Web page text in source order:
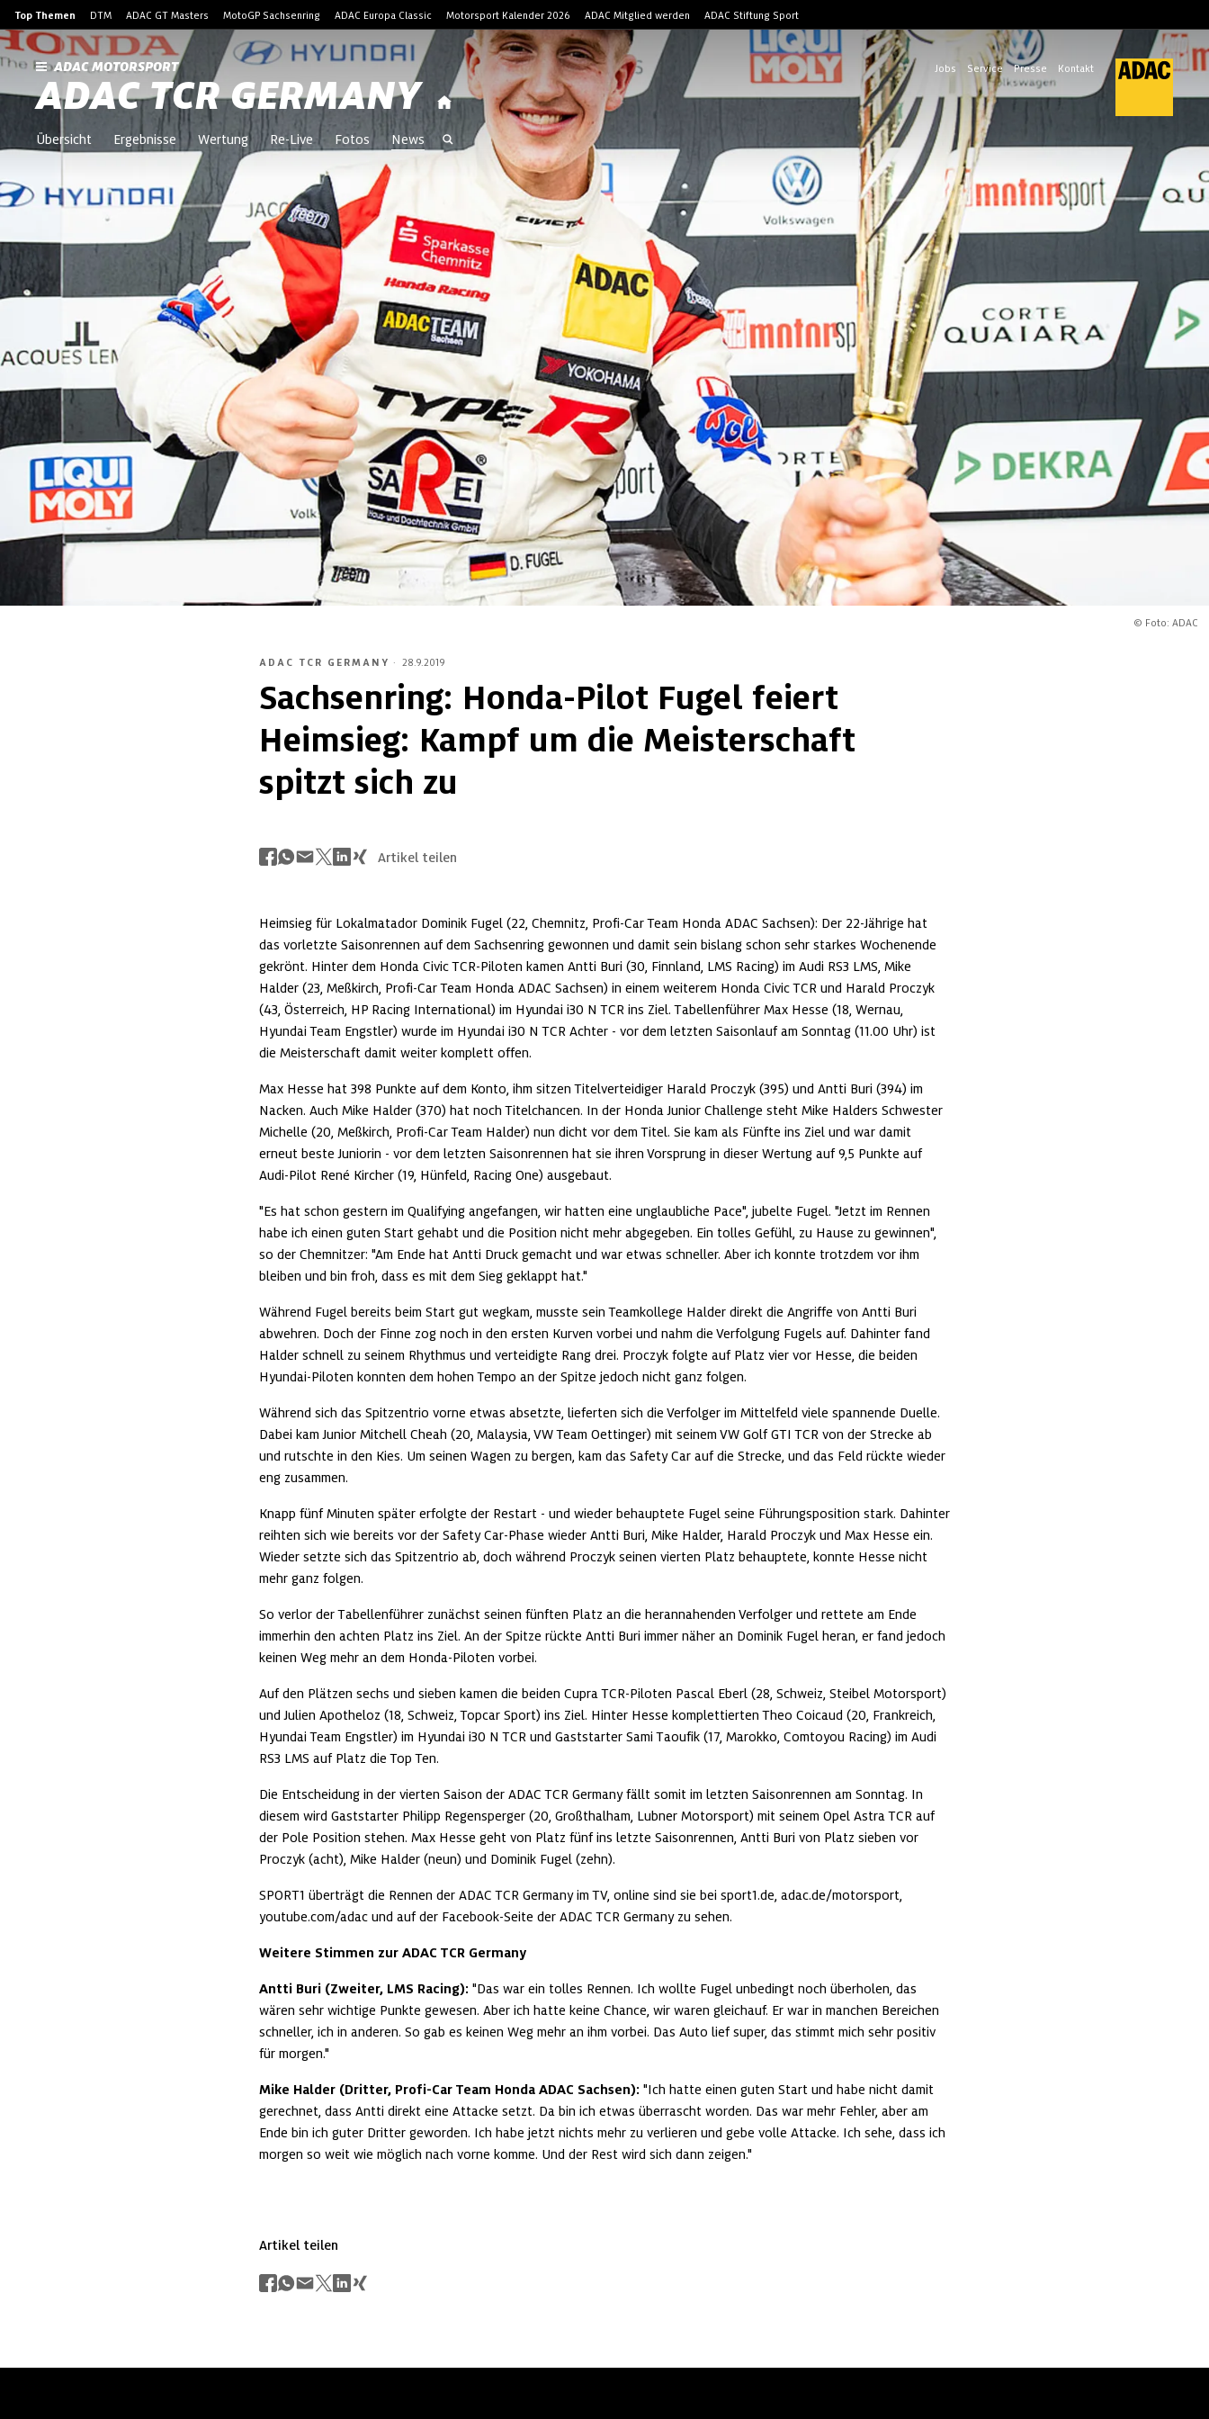
Top Themen DTM ADAC GT Masters MotoGP Sachsenring ADAC Europa Classic Motorsport Kalender 2026 ADAC Mitglied werden ADAC Stiftung Sport
ADAC MOTORSPORT
ADAC TCR GERMANY
Jobs Service Presse Kontakt
Übersicht Ergebnisse Wertung Re-Live Fotos News
© Foto: ADAC
ADAC TCR GERMANY · 28.9.2019
Sachsenring: Honda-Pilot Fugel feiert
Heimsieg: Kampf um die Meisterschaft
spitzt sich zu
Artikel teilen
Heimsieg für Lokalmatador Dominik Fugel (22, Chemnitz, Profi-Car Team Honda ADAC Sachsen): Der 22-Jährige hat
das vorletzte Saisonrennen auf dem Sachsenring gewonnen und damit sein bislang schon sehr starkes Wochenende
gekrönt. Hinter dem Honda Civic TCR-Piloten kamen Antti Buri (30, Finnland, LMS Racing) im Audi RS3 LMS, Mike
Halder (23, Meßkirch, Profi-Car Team Honda ADAC Sachsen) in einem weiterem Honda Civic TCR und Harald Proczyk
(43, Österreich, HP Racing International) im Hyundai i30 N TCR ins Ziel. Tabellenführer Max Hesse (18, Wernau,
Hyundai Team Engstler) wurde im Hyundai i30 N TCR Achter - vor dem letzten Saisonlauf am Sonntag (11.00 Uhr) ist
die Meisterschaft damit weiter komplett offen.
Max Hesse hat 398 Punkte auf dem Konto, ihm sitzen Titelverteidiger Harald Proczyk (395) und Antti Buri (394) im
Nacken. Auch Mike Halder (370) hat noch Titelchancen. In der Honda Junior Challenge steht Mike Halders Schwester
Michelle (20, Meßkirch, Profi-Car Team Halder) nun dicht vor dem Titel. Sie kam als Fünfte ins Ziel und war damit
erneut beste Juniorin - vor dem letzten Saisonrennen hat sie ihren Vorsprung in dieser Wertung auf 9,5 Punkte auf
Audi-Pilot René Kircher (19, Hünfeld, Racing One) ausgebaut.
"Es hat schon gestern im Qualifying angefangen, wir hatten eine unglaubliche Pace", jubelte Fugel. "Jetzt im Rennen
habe ich einen guten Start gehabt und die Position nicht mehr abgegeben. Ein tolles Gefühl, zu Hause zu gewinnen",
so der Chemnitzer: "Am Ende hat Antti Druck gemacht und war etwas schneller. Aber ich konnte trotzdem vor ihm
bleiben und bin froh, dass es mit dem Sieg geklappt hat."
Während Fugel bereits beim Start gut wegkam, musste sein Teamkollege Halder direkt die Angriffe von Antti Buri
abwehren. Doch der Finne zog noch in den ersten Kurven vorbei und nahm die Verfolgung Fugels auf. Dahinter fand
Halder schnell zu seinem Rhythmus und verteidigte Rang drei. Proczyk folgte auf Platz vier vor Hesse, die beiden
Hyundai-Piloten konnten dem hohen Tempo an der Spitze jedoch nicht ganz folgen.
Während sich das Spitzentrio vorne etwas absetzte, lieferten sich die Verfolger im Mittelfeld viele spannende Duelle.
Dabei kam Junior Mitchell Cheah (20, Malaysia, VW Team Oettinger) mit seinem VW Golf GTI TCR von der Strecke ab
und rutschte in den Kies. Um seinen Wagen zu bergen, kam das Safety Car auf die Strecke, und das Feld rückte wieder
eng zusammen.
Knapp fünf Minuten später erfolgte der Restart - und wieder behauptete Fugel seine Führungsposition stark. Dahinter
reihten sich wie bereits vor der Safety Car-Phase wieder Antti Buri, Mike Halder, Harald Proczyk und Max Hesse ein.
Wieder setzte sich das Spitzentrio ab, doch während Proczyk seinen vierten Platz behauptete, konnte Hesse nicht
mehr ganz folgen.
So verlor der Tabellenführer zunächst seinen fünften Platz an die herannahenden Verfolger und rettete am Ende
immerhin den achten Platz ins Ziel. An der Spitze rückte Antti Buri immer näher an Dominik Fugel heran, er fand jedoch
keinen Weg mehr an dem Honda-Piloten vorbei.
Auf den Plätzen sechs und sieben kamen die beiden Cupra TCR-Piloten Pascal Eberl (28, Schweiz, Steibel Motorsport)
und Julien Apotheloz (18, Schweiz, Topcar Sport) ins Ziel. Hinter Hesse komplettierten Theo Coicaud (20, Frankreich,
Hyundai Team Engstler) im Hyundai i30 N TCR und Gaststarter Sami Taoufik (17, Marokko, Comtoyou Racing) im Audi
RS3 LMS auf Platz die Top Ten.
Die Entscheidung in der vierten Saison der ADAC TCR Germany fällt somit im letzten Saisonrennen am Sonntag. In
diesem wird Gaststarter Philipp Regensperger (20, Großthalham, Lubner Motorsport) mit seinem Opel Astra TCR auf
der Pole Position stehen. Max Hesse geht von Platz fünf ins letzte Saisonrennen, Antti Buri von Platz sieben vor
Proczyk (acht), Mike Halder (neun) und Dominik Fugel (zehn).
SPORT1 überträgt die Rennen der ADAC TCR Germany im TV, online sind sie bei sport1.de, adac.de/motorsport,
youtube.com/adac und auf der Facebook-Seite der ADAC TCR Germany zu sehen.
Weitere Stimmen zur ADAC TCR Germany
Antti Buri (Zweiter, LMS Racing): "Das war ein tolles Rennen. Ich wollte Fugel unbedingt noch überholen, das
wären sehr wichtige Punkte gewesen. Aber ich hatte keine Chance, wir waren gleichauf. Er war in manchen Bereichen
schneller, ich in anderen. So gab es keinen Weg mehr an ihm vorbei. Das Auto lief super, das stimmt mich sehr positiv
für morgen."
Mike Halder (Dritter, Profi-Car Team Honda ADAC Sachsen): "Ich hatte einen guten Start und habe nicht damit
gerechnet, dass Antti direkt eine Attacke setzt. Da bin ich etwas überrascht worden. Das war mehr Fehler, aber am
Ende bin ich guter Dritter geworden. Ich habe jetzt nichts mehr zu verlieren und gebe volle Attacke. Ich sehe, dass ich
morgen so weit wie möglich nach vorne komme. Und der Rest wird sich dann zeigen."
Artikel teilen